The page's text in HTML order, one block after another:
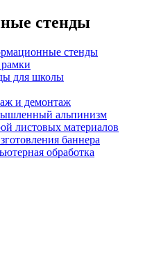
стенды
стенды
для школы
и демонтаж
альпинизм
листовых материалов
баннера
обработка